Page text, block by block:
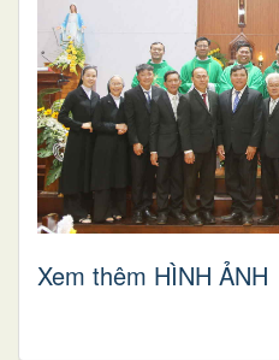
Xem thêm HÌNH ẢNH